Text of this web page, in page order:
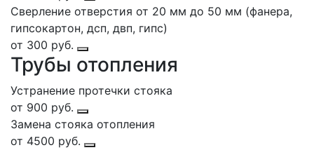
Сверление отверстия от 20 мм до 50 мм (фанера,
гипсокартон, дсп, двп, гипс)
от 300 руб.
Трубы отопления
Устранение протечки стояка
от 900 руб.
Замена стояка отопления
от 4500 руб.